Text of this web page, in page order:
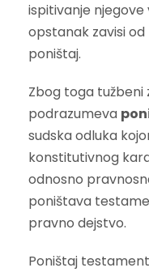
ispitivanje
opstanak zavisi
poništaj.
Zbog toga tužbeni
podrazumeva
sudska odluka
konstitutivnog
odnosno
poništava
pravno dejstvo.
Poništaj